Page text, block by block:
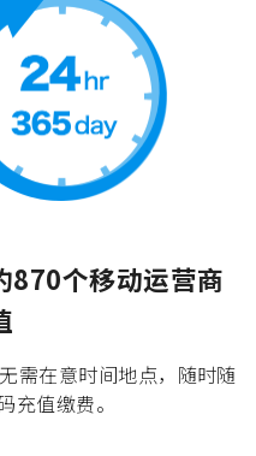
870个移动运营商
需在意时间地点，随时随
充值缴费。